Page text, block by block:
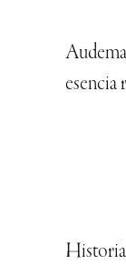
esencia